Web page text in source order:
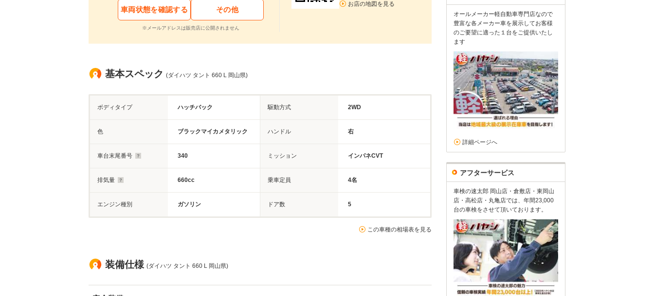
車両状態を確認する その他
※メールアドレスは販売店に公開されません
お店の地図を見る
基本スペック (ダイハツ タント 660 L 岡山県)
ボディタイプ ハッチバック 駆動方式 2WD
色 ブラックマイカメタリック ハンドル 右
車台末尾番号 340 ミッション インパネCVT
排気量 660cc 乗車定員 4名
エンジン種別 ガソリン ドア数 5
この車種の相場表を見る
装備仕様 (ダイハツ タント 660 L 岡山県)
オールメーカー軽自動車専門店なので
豊富な各メーカー車を展示してお客様
のご要望に適った１台をご提供いたし
ます
詳細ページへ
アフターサービス
車検の速太郎 岡山店・倉敷店・東岡山
店・高松店・丸亀店では、年間23,000
台の車検をさせて頂いております。